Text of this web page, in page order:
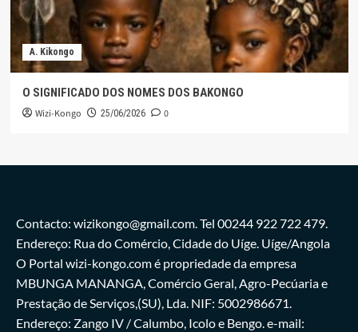
A. Kikongo
O SIGNIFICADO DOS NOMES DOS BAKONGO
Wizi-Kongo 25/06/2026 0
Contacto: wizikongo@gmail.com. Tel 00244 922 722 479.
Endereço: Rua do Comércio, Cidade do Uíge. Uíge/Angola
O Portal wizi-kongo.com é propriedade da empresa
MBUNGA MANANGA, Comércio Geral, Agro-Pecúaria e
Prestação de Serviços,(SU), Lda. NIF: 5002986671.
Endereço: Zango IV / Calumbo, Icolo e Bengo. e-mail: